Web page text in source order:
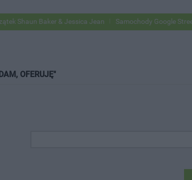
Baker & Jessica Jean Samochody Google Street View
OFERUJĘ"